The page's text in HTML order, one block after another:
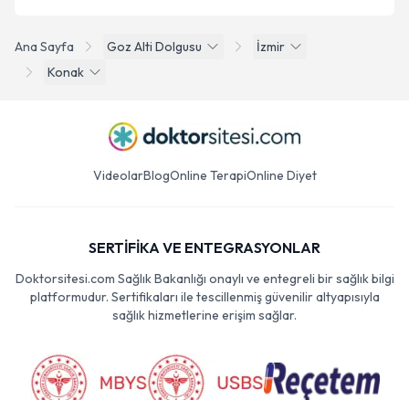
Ana Sayfa Goz Alti Dolgusu
İzmir
Konak
VideolarBlogOnline TerapiOnline Diyet
SERTİFİKA VE ENTEGRASYONLAR
Doktorsitesi.com Sağlık Bakanlığı onaylı ve entegreli bir sağlık bilgi
platformudur. Sertifikaları ile tescillenmiş güvenilir altyapısıyla
sağlık hizmetlerine erişim sağlar.